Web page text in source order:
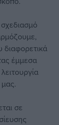
έμμεσα
σε